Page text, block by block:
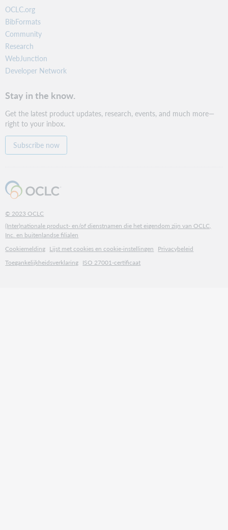
OCLC.org
BibFormats
Community
Research
WebJunction
Developer Network
Stay in the know.
Get the latest product updates, research, events, and much more—
right to your inbox.
Subscribe now
© 2023 OCLC
(Inter)nationale product- en/of dienstnamen die het eigendom zijn van OCLC,
Inc. en buitenlandse filialen
Cookiemelding Lijst met cookies en cookie-instellingen Privacybeleid
Toegankelijkheidsverklaring ISO 27001-certificaat